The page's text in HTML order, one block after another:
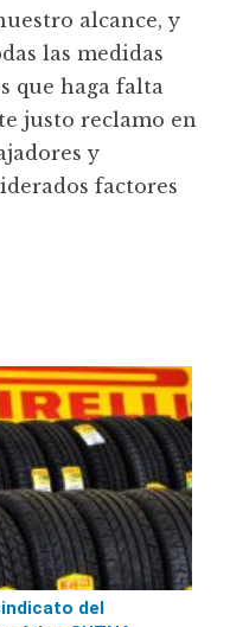
alcance, y
las medidas
que haga falta
justo reclamo en
y
factores
del